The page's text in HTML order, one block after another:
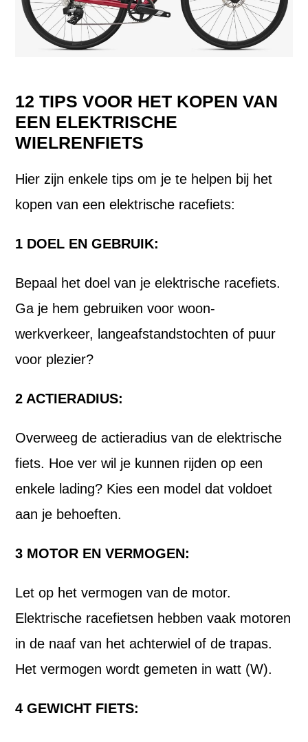
12 TIPS VOOR HET KOPEN VAN
EEN ELEKTRISCHE
WIELRENFIETS
Hier zijn enkele tips om je te helpen bij het
kopen van een elektrische racefiets:
1 DOEL EN GEBRUIK:
Bepaal het doel van je elektrische racefiets.
Ga je hem gebruiken voor woon-
werkverkeer, langeafstandstochten of puur
voor plezier?
2 ACTIERADIUS:
Overweeg de actieradius van de elektrische
fiets. Hoe ver wil je kunnen rijden op een
enkele lading? Kies een model dat voldoet
aan je behoeften.
3 MOTOR EN VERMOGEN:
Let op het vermogen van de motor.
Elektrische racefietsen hebben vaak motoren
in de naaf van het achterwiel of de trapas.
Het vermogen wordt gemeten in watt (W).
4 GEWICHT FIETS: